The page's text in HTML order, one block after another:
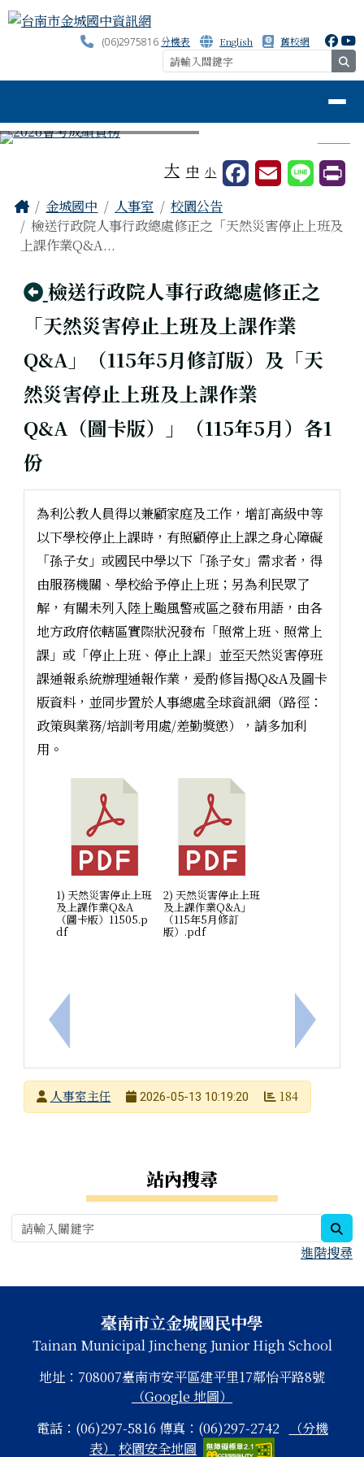
跳至主內容區
台南市金城國中資訊網
(06)2975816分機表 English 舊校網
⏸
大 中 小
主內容區域
Home
金城國中 人事室
校園公告
檢送行政院人事行政總處修正之「天然災害停止上班及
上課作業Q&A...
回上頁
檢送行政院人事行政總處修正之
「天然災害停止上班及上課作業
Q&A」（115年5月修訂版）及「天
然災害停止上班及上課作業
Q&A（圖卡版）」（115年5月）各1
份
上一筆：轉知國立成功大學115年「戀愛學分成功到
為利公教人員得以兼顧家庭及工作，增訂高級中等
以下學校停止上課時，有照顧停止上課之身心障礙
「孫子女」或國民中學以下「孫子女」需求者，得
由服務機關、學校給予停止上班；另為利民眾了
解，有關未列入陸上颱風警戒區之發布用語，由各
地方政府依轄區實際狀況發布「照常上班、照常上
課」或「停止上班、停止上課」並至天然災害停班
課通報系統辦理通報作業，爰酌修旨揭Q&A及圖卡
版資料，並同步置於人事總處全球資訊網（路徑：
政策與業務/培訓考用處/差勤獎懲），請多加利
用。
1) 天然災害停止上班
及上課作業Q&A
（圖卡版）11505.p
df
2) 天然災害停止上班
及上課作業Q&A」
（115年5月修訂
版）.pdf
下一筆：
發布者人事室主任
2026-05-13 10:19:20 184
站內搜尋
進階搜尋
頁尾區域
頁尾區域內容臺南市立金城國民中學
Tainan Municipal Jincheng Junior High School
地址：708007臺南市安平區建平里17鄰怡平路8號
（Google 地圖）
電話：(06)297-5816 傳真：(06)297-2742
（分機
表） 校園安全地圖